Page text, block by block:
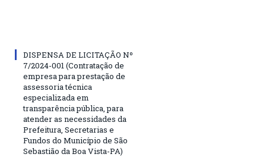
DISPENSA DE LICITAÇÃO Nº
7/2024-001 (Contratação de
empresa para prestação de
assessoria técnica
especializada em
transparência pública, para
atender as necessidades da
Prefeitura, Secretarias e
Fundos do Município de São
Sebastião da Boa Vista-PA)